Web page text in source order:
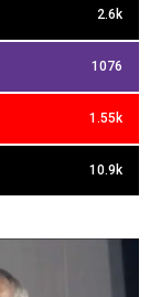
2.6k
1076
1.55k
10.9k